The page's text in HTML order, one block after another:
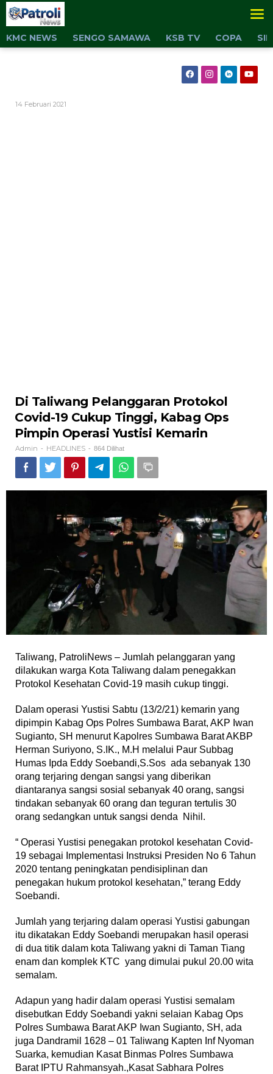
Lewati
ke
konten
KMC NEWS
SENGO SAMAWA KSB TV COPA
14 Februari 2021
Di Taliwang Pelanggaran Protokol
Covid-19 Cukup Tinggi, Kabag Ops
Pimpin Operasi Yustisi Kemarin
Admin - HEADLINES - 864 Dilihat
Taliwang, PatroliNews – Jumlah pelanggaran yang
dilakukan warga Kota Taliwang dalam penegakkan
Protokol Kesehatan Covid-19 masih cukup tinggi.
Dalam operasi Yustisi Sabtu (13/2/21) kemarin yang
dipimpin Kabag Ops Polres Sumbawa Barat, AKP Iwan
Sugianto, SH menurut Kapolres Sumbawa Barat AKBP
Herman Suriyono, S.IK., M.H melalui Paur Subbag
Humas Ipda Eddy Soebandi,S.Sos ada sebanyak 130
orang terjaring dengan sangsi yang diberikan
diantaranya sangsi sosial sebanyak 40 orang, sangsi
tindakan sebanyak 60 orang dan teguran tertulis 30
orang sedangkan untuk sangsi denda Nihil.
“ Operasi Yustisi penegakan protokol kesehatan Covid-
19 sebagai Implementasi Instruksi Presiden No 6 Tahun
2020 tentang peningkatan pendisiplinan dan
penegakan hukum protokol kesehatan,” terang Eddy
Soebandi.
Jumlah yang terjaring dalam operasi Yustisi gabungan
itu dikatakan Eddy Soebandi merupakan hasil operasi
di dua titik dalam kota Taliwang yakni di Taman Tiang
enam dan komplek KTC yang dimulai pukul 20.00 wita
semalam.
Adapun yang hadir dalam operasi Yustisi semalam
disebutkan Eddy Soebandi yakni selaian Kabag Ops
Polres Sumbawa Barat AKP Iwan Sugianto, SH, ada
juga Dandramil 1628 – 01 Taliwang Kapten Inf Nyoman
Suarka, kemudian Kasat Binmas Polres Sumbawa
Barat IPTU Rahmansyah.,Kasat Sabhara Polres